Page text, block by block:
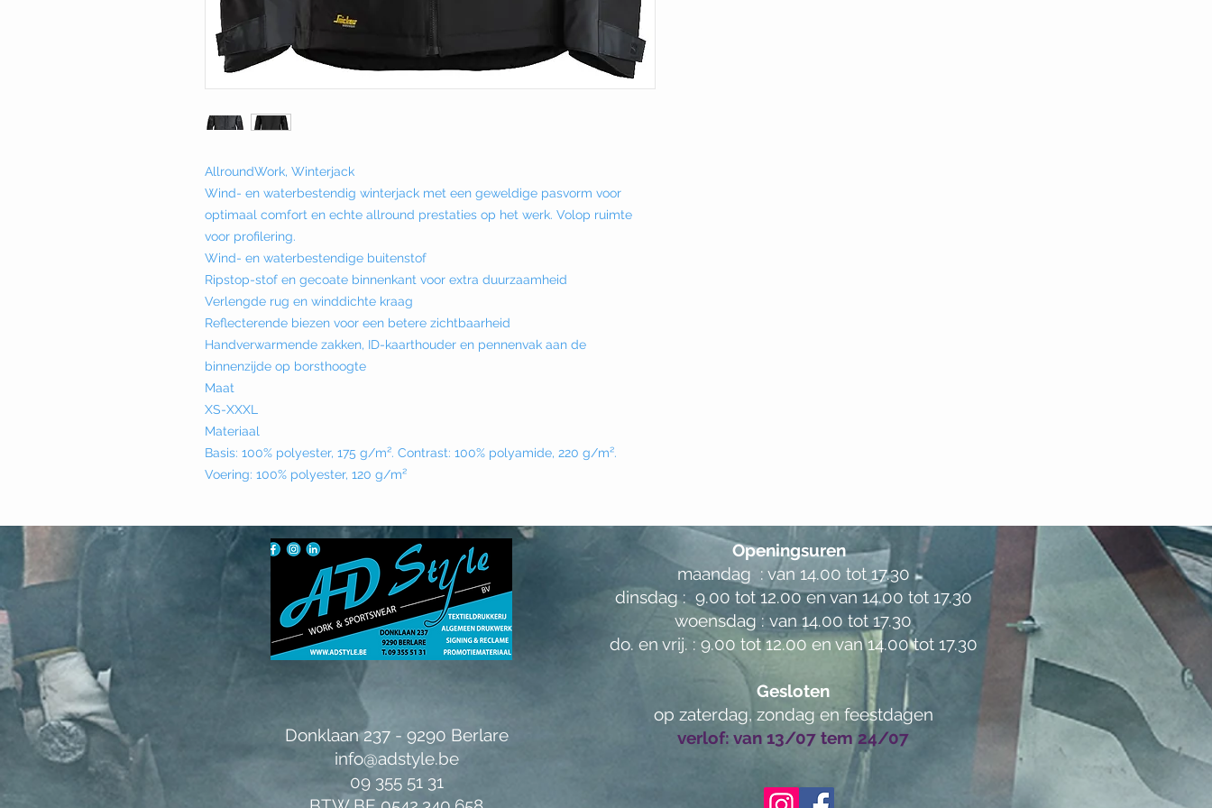
AllroundWork, Winterjack
Wind- en waterbestendig winterjack met een geweldige pasvorm voor
optimaal comfort en echte allround prestaties op het werk. Volop ruimte
voor profilering.
Wind- en waterbestendige buitenstof
Ripstop-stof en gecoate binnenkant voor extra duurzaamheid
Verlengde rug en winddichte kraag
Reflecterende biezen voor een betere zichtbaarheid
Handverwarmende zakken, ID-kaarthouder en pennenvak aan de
binnenzijde op borsthoogte
Maat
XS-XXXL
Materiaal
Basis: 100% polyester, 175 g/m². Contrast: 100% polyamide, 220 g/m².
Voering: 100% polyester, 120 g/m²
Donklaan 237 - 9290 Berlare
info@adstyle.be
09 355 51 31
Openingsuren
maandag : van 14.00 tot 17.30
dinsdag : 9.00 tot 12.00 en van 14.00 tot 17.30
woensdag : van 14.00 tot 17.30
do. en vrij. : 9.00 tot 12.00 en van 14.00 tot 17.30
Gesloten
op zaterdag, zondag en feestdagen
verlof: van 13/07 tem 24/07